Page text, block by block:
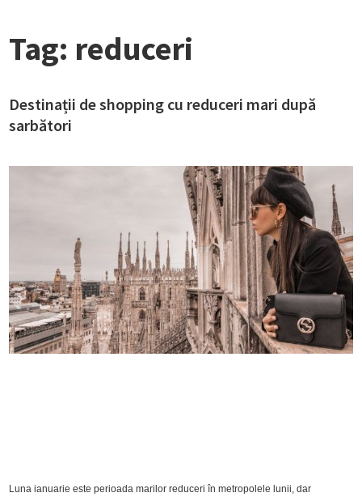
Tag: reduceri
Destinații de shopping cu reduceri mari după
sarbători
Luna ianuarie este perioada marilor reduceri în metropolele lunii, dar